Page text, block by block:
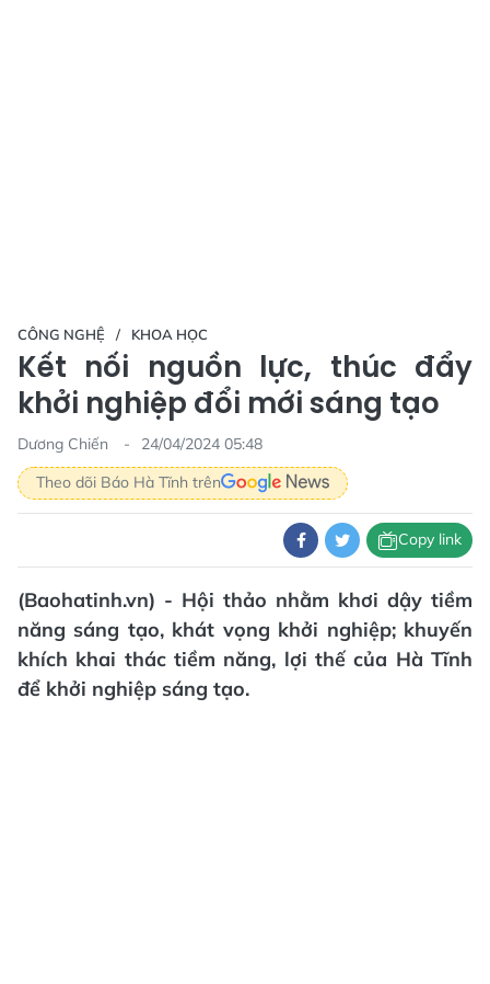
CÔNG NGHỆ KHOA HỌC
Kết nối nguồn lực, thúc đẩy
khởi nghiệp đổi mới sáng tạo
Dương Chiến
24/04/2024 05:48
Theo dõi Báo Hà Tĩnh trên
Copy link
(Baohatinh.vn) - Hội thảo nhằm khơi dậy tiềm
năng sáng tạo, khát vọng khởi nghiệp; khuyến
khích khai thác tiềm năng, lợi thế của Hà Tĩnh
để khởi nghiệp sáng tạo.